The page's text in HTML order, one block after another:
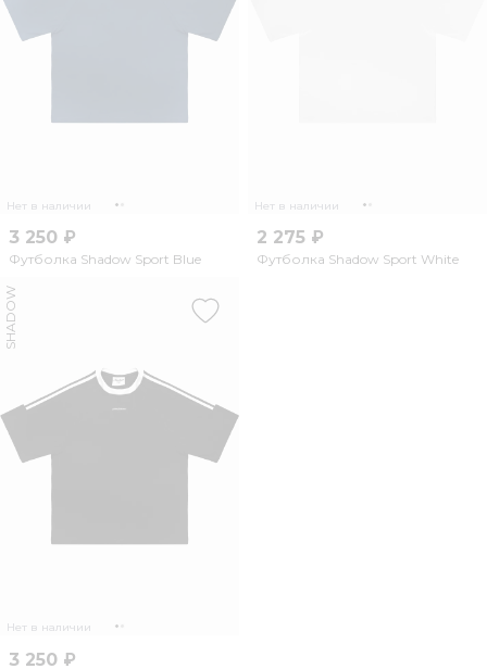
Нет в наличии
3 250 ₽
Футболка Shadow Sport Blue
Нет в наличии
2 275 ₽
Футболка Shadow Sport White
Нет в наличии
SHADOW
3 250 ₽